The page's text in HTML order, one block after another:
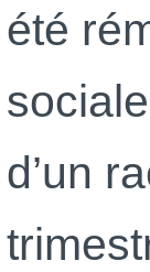
été
d’un